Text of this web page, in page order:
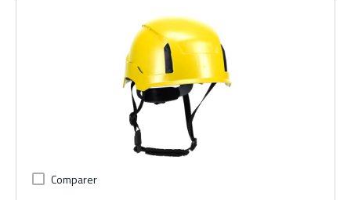
Comparer